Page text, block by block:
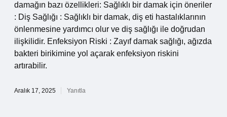
damağın bazı özellikleri: Sağlıklı bir damak için öneriler
: Diş Sağlığı : Sağlıklı bir damak, diş eti hastalıklarının
önlenmesine yardımcı olur ve diş sağlığı ile doğrudan
ilişkilidir. Enfeksiyon Riski : Zayıf damak sağlığı, ağızda
bakteri birikimine yol açarak enfeksiyon riskini
artırabilir.
Aralık 17, 2025 Yanıtla